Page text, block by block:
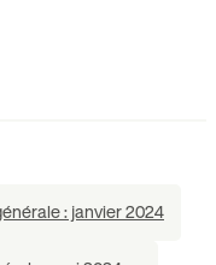
: janvier 2024